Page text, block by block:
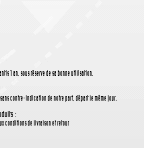
1 an, sous réserve de sa bonne utilisation.
contre-indication de notre part, départ le même jour.
:
conditions de livraison et retour